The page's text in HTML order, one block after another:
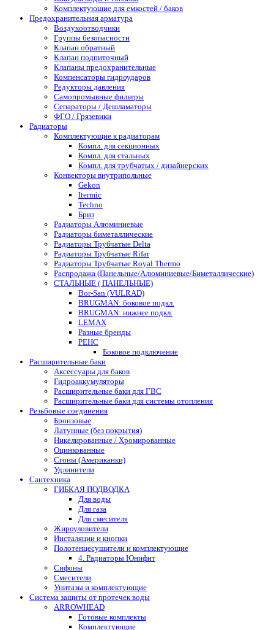
Комплектующие для емкостей / баков
Предохранительная арматура
Воздухоотводчики
Группы безопасности
Клапан обратный
Клапан подпиточный
Клапаны предохранительные
Компенсаторы гидроударов
Редукторы давления
Самопромывные фильтры
Сепараторы / Дешламаторы
ФГО / Грязевики
Радиаторы
Комплектующие к радиаторам
Компл. для секционных
Компл. для стальных
Компл. для трубчатых / дизайнерских
Конвекторы внутрипольные
Gekon
Itermic
Techno
Бриз
Радиаторы Алюминиевые
Радиаторы биметаллические
Радиаторы Трубчатые Delta
Радиаторы Трубчатые Rifar
Радиаторы Трубчатые Royal Thermo
Распродажа (Панельные/Алюминиевые/Биметаллические)
СТАЛЬНЫЕ ( ПАНЕЛЬНЫЕ)
Bor-San (VULRAD)
BRUGMAN: боковое подкл.
BRUGMAN: нижнее подкл.
LEMAX
Разные бренды
РЕНС
Боковое подключение
Расширительные баки
Аксессуары для баков
Гидроаккумуляторы
Расширительные баки для ГВС
Расширительные баки для системы отопления
Резьбовые соединения
Бронзовые
Латунные (без покрытия)
Никелированные / Хромированные
Оцинкованные
Сгоны (Американки)
Удлинители
Сантехника
ГИБКАЯ ПОДВОДКА
Для воды
Для газа
Для смесителя
Жироуловители
Инсталяции и кнопки
Полотенцесушители и комплектующие
4. Радиаторы Юнифит
Сифоны
Смесители
Унитазы и комплектующие
Система защиты от протечек воды
ARROWHEAD
Готовые комплекты
Комплектующие